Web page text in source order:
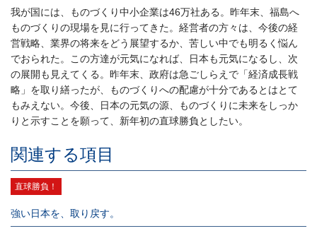
我が国には、ものづくり中小企業は46万社ある。昨年末、福島へ
ものづくりの現場を見に行ってきた。経営者の方々は、今後の経
営戦略、業界の将来をどう展望するか、苦しい中でも明るく悩ん
でおられた。この方達が元気になれば、日本も元気になるし、次
の展開も見えてくる。昨年末、政府は急ごしらえで「経済成長戦
略」を取り繕ったが、ものづくりへの配慮が十分であるとはとて
もみえない。今後、日本の元気の源、ものづくりに未来をしっか
りと示すことを願って、新年初の直球勝負としたい。
関連する項目
直球勝負！
強い日本を、取り戻す。